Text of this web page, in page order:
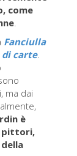
come
.
Fanciulla
di carte.
ma dai
è
pittori,